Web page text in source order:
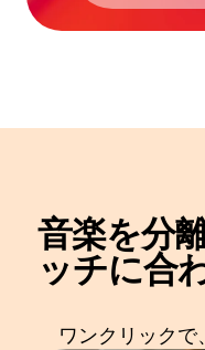
音楽を分
ッチに合
ワンクリックで